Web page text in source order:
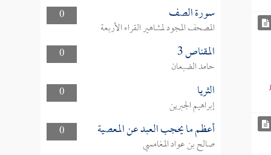
0
سورة الصف
المصحف المجود لمشاهير القراء الأربعة
0
المقناص 3
حامد الضبعان
0
الثريا
إبراهيم الجبرين
0
أعظم ما يحجب العبد عن المعصية
صالح بن عواد المغامسي